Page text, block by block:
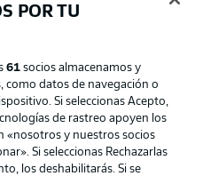
Aviso legal
POR TU
61 socios almacenamos y
como datos de navegación o
Si seleccionas Acepto,
de rastreo apoyen los
«nosotros y nuestros socios
Si seleccionas Rechazarlas
los deshabilitarás. Si se